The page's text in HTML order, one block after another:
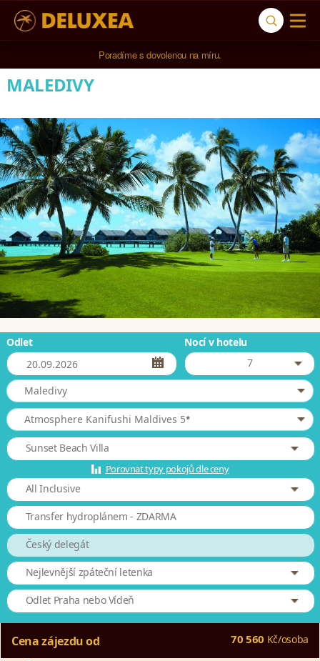
Poradíme s dovolenou na míru.
MALEDIVY
Odlet
Nocí v hotelu
7
Maledivy
Atmosphere Kanifushi Maldives 5*
Sunset Beach Villa
Porovnat typy pokojů dle ceny
All Inclusive
Transfer hydroplánem - ZDARMA
Český delegát
Nejlevnější zpáteční letenka
Odlet Praha nebo Vídeň
Cena zájezdu od 70 560 Kč/osoba